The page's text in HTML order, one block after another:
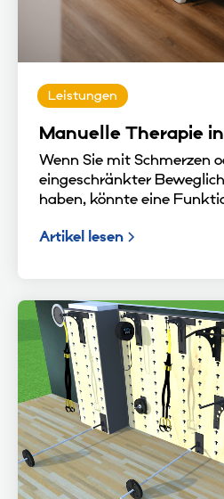
Leistungen
Manuelle Therapie
Wenn Sie mit Schmerzen
eingeschränkter
haben, könnte eine
solchen Fällen kann Ihnen
einem Tennisellenbogen,
Verletzungen mit langer
Artikel lesen